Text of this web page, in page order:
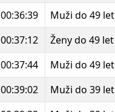
00:36:39 Muži do 49 let
00:37:12 Ženy do 49 let
00:37:44 Muži do 49 let
00:39:02 Muži do 39 let